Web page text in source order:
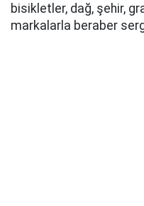
bisikletler, dağ, şehir,
markalarla beraber